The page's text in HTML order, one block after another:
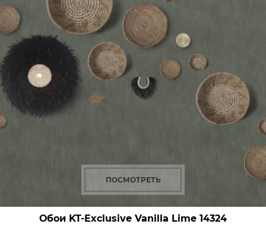
ПОСМОТРЕТЬ
Обои KT-Exclusive Vanilla Lime 14324